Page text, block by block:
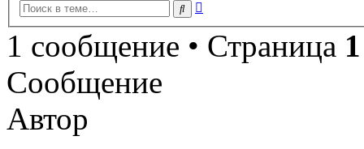
Поиск
1 сообщение • Страница 1
Сообщение
Автор